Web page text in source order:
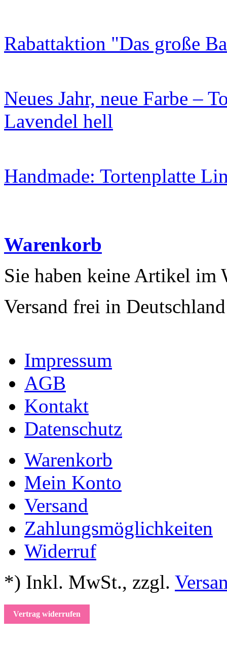
Rabattaktion "Das große
Neues Jahr, neue Farbe –
Lavendel hell
Handmade: Tortenplatte
Warenkorb
Sie haben keine Artikel im
Versand frei in
Impressum
AGB
Kontakt
Datenschutz
Warenkorb
Mein Konto
Versand
Zahlungsmöglichkeiten
Widerruf
*) Inkl. MwSt., zzgl.
Vertrag widerrufen